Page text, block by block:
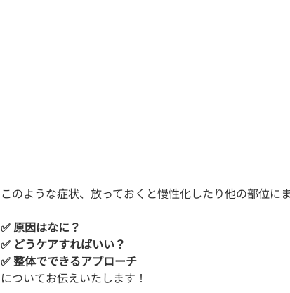
このような症状、放っておくと慢性化したり他の部位
✅ 原因はなに？
✅ どうケアすればいい？
✅ 整体でできるアプローチ
についてお伝えいたします！